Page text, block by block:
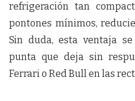
refrigeración tan
pontones mínimos,
Sin duda, esta ventaja
punta que deja sin
Ferrari o Red Bull en las